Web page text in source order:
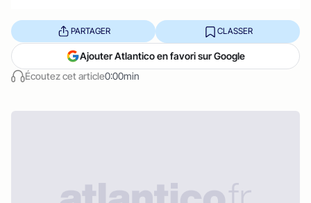
Écoutez cet article0:00min
PARTAGER CLASSER
Ajouter Atlantico en favori sur Google